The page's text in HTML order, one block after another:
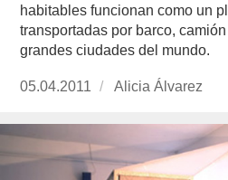
habitables funcionan como un
transportadas por barco,
grandes ciudades del mundo.
Publicado
05.04.2011 https://
Alicia Álvarez